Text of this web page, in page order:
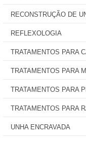
RECONSTRUÇÃO DE
REFLEXOLOGIA
TRATAMENTOS PARA
TRATAMENTOS PARA
TRATAMENTOS PARA
TRATAMENTOS PARA
UNHA ENCRAVADA